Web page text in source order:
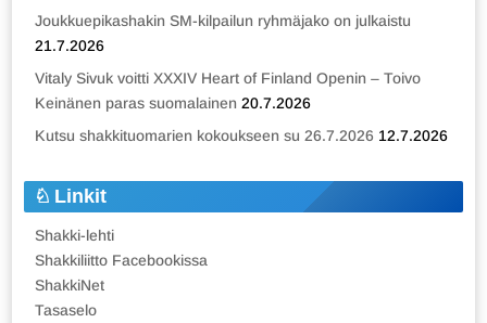
Joukkuepikashakin SM-kilpailun ryhmäjako on julkaistu
21.7.2026
Vitaly Sivuk voitti XXXIV Heart of Finland Openin – Toivo
Keinänen paras suomalainen 20.7.2026
Kutsu shakkituomarien kokoukseen su 26.7.2026 12.7.2026
Linkit
Shakki-lehti
Shakkiliitto Facebookissa
ShakkiNet
Tasaselo